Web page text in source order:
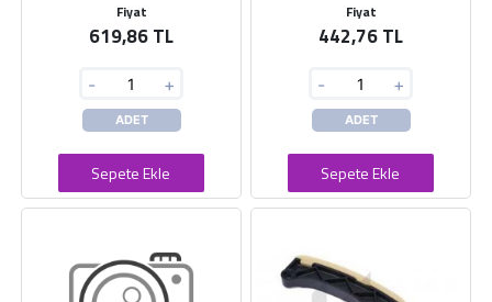
Fiyat
619,86 TL
- +
ADET
Sepete Ekle
Fiyat
442,76 TL
- +
ADET
Sepete Ekle